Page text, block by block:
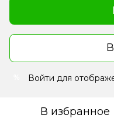
Войти для
В избранное